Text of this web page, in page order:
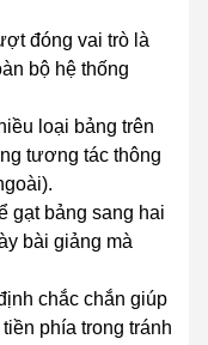
đóng vai trò là
bộ hệ thống
loại bảng trên
tương tác thông
gạt bảng sang hai
bài giảng mà
chắc chắn giúp
phía trong tránh